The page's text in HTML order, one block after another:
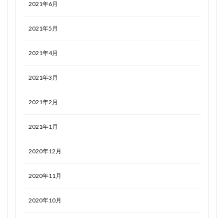
2021年6月
2021年5月
2021年4月
2021年3月
2021年2月
2021年1月
2020年12月
2020年11月
2020年10月